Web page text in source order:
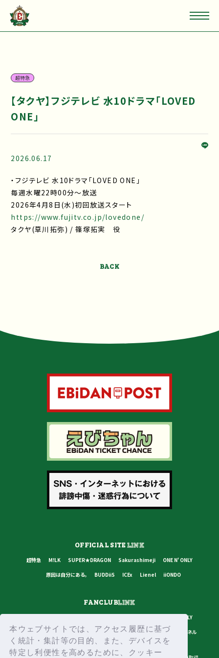
本ウェブサイトでは、アクセス履歴に基づ
く統計・集計等の目的、また、デバイスを
特定し利便性を高めるために、クッキー
超特急
【タクヤ】フジテレビ 水10ドラマ「LOVED
ONE」
2026.06.17
・フジテレビ 水10ドラマ「LOVED ONE」
毎週水曜22時00分～放送
2026年4月8日(水)初回放送スタート
https://www.fujitv.co.jp/lovedone/
タクヤ(草川拓弥) / 篠塚拓実 役
BACK
OFFICIAL SITELINK
超特急 M!LK SUPER★DRAGON Sakurashimeji
ONE N' ONLY
原因は自分にある。
BUDDiiS ICEx Lienel iiONDO
FANCLUBLINK
ONE N' ONLY
原因は自分にある。
BUDDiiS ICEx Lienel スターダストチャンネル